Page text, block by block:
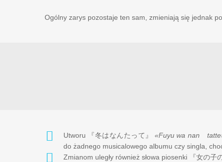
Ogólny zarys pozostaje ten sam, zmieniają się jednak
Utworu 『冬はなんたって』 «Fuyu wa nan
do żadnego musicalowego albumu czy singla,
Zmianom uległy również słowa piosenki
『女の子